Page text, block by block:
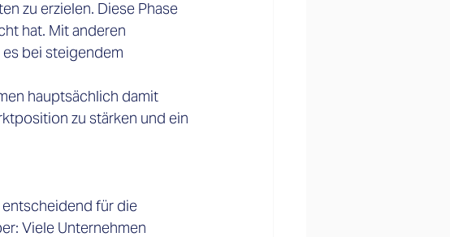
zu erzielen. Diese Phase
hat. Mit anderen
bei steigendem
hauptsächlich damit
zu stärken und ein
entscheidend für die
Viele Unternehmen